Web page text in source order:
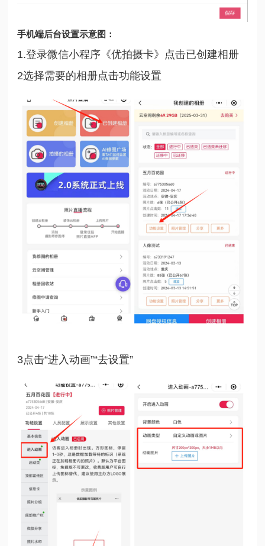
手机端后台设置示意图：
1.登录微信小程序《优拍摄卡》点击已创建相册
2选择需要的相册点击功能设置
3点击“进入动画”“去设置”